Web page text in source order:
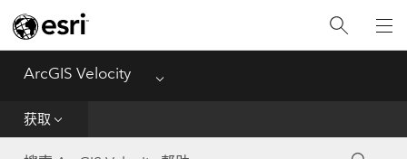
ArcGIS Velocity Menu
获取
入门
获取
分析